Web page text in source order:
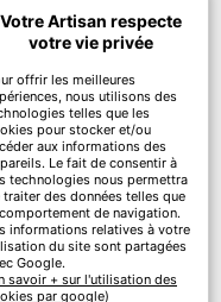
Yvelines
Votre Artisan respecte
votre vie privée
offrir les meilleures
nous utilisons des
telles que les
pour stocker et/ou
aux informations des
Le fait de consentir à
technologies nous permettra
traiter des données telles que
de navigation.
informations relatives à votre
du site sont partagées
Google.
savoir + sur l'utilisation des
par google)